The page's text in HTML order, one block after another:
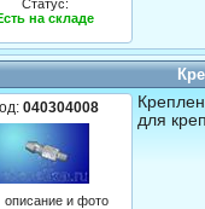
Статус:
на складе
040304008
описание и фото
для